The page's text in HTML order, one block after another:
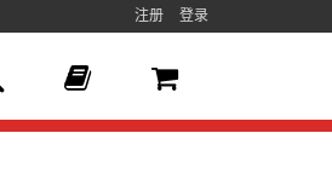
注册 登录